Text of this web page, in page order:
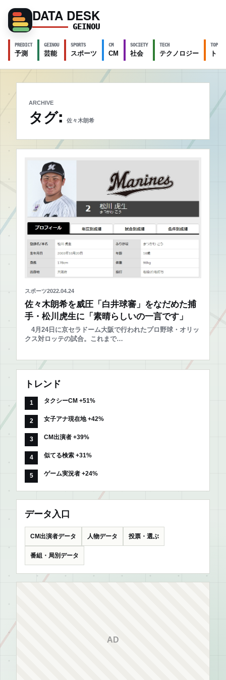
DATA DESK
GEINOU
PREDICT
予測
GEINOU
芸能
SPORTS
スポーツ
CM
CM
SOCIETY
社会
TECH
テクノロジー
TOPICS
ト
ARCHIVE
タグ: 佐々木朗希
スポーツ2022.04.24
佐々木朗希を威圧「白井球審」をなだめた捕
手・松川虎生に「素晴らしいの一言です」
4月24日に京セラドーム大阪で行われたプロ野球・オリッ
クス対ロッテの試合。これまで…
トレンド
タクシーCM +51%
女子アナ現在地 +42%
CM出演者 +39%
似てる検索 +31%
ゲーム実況者 +24%
データ入口
CM出演者データ 人物データ 投票・選ぶ
番組・局別データ
AD